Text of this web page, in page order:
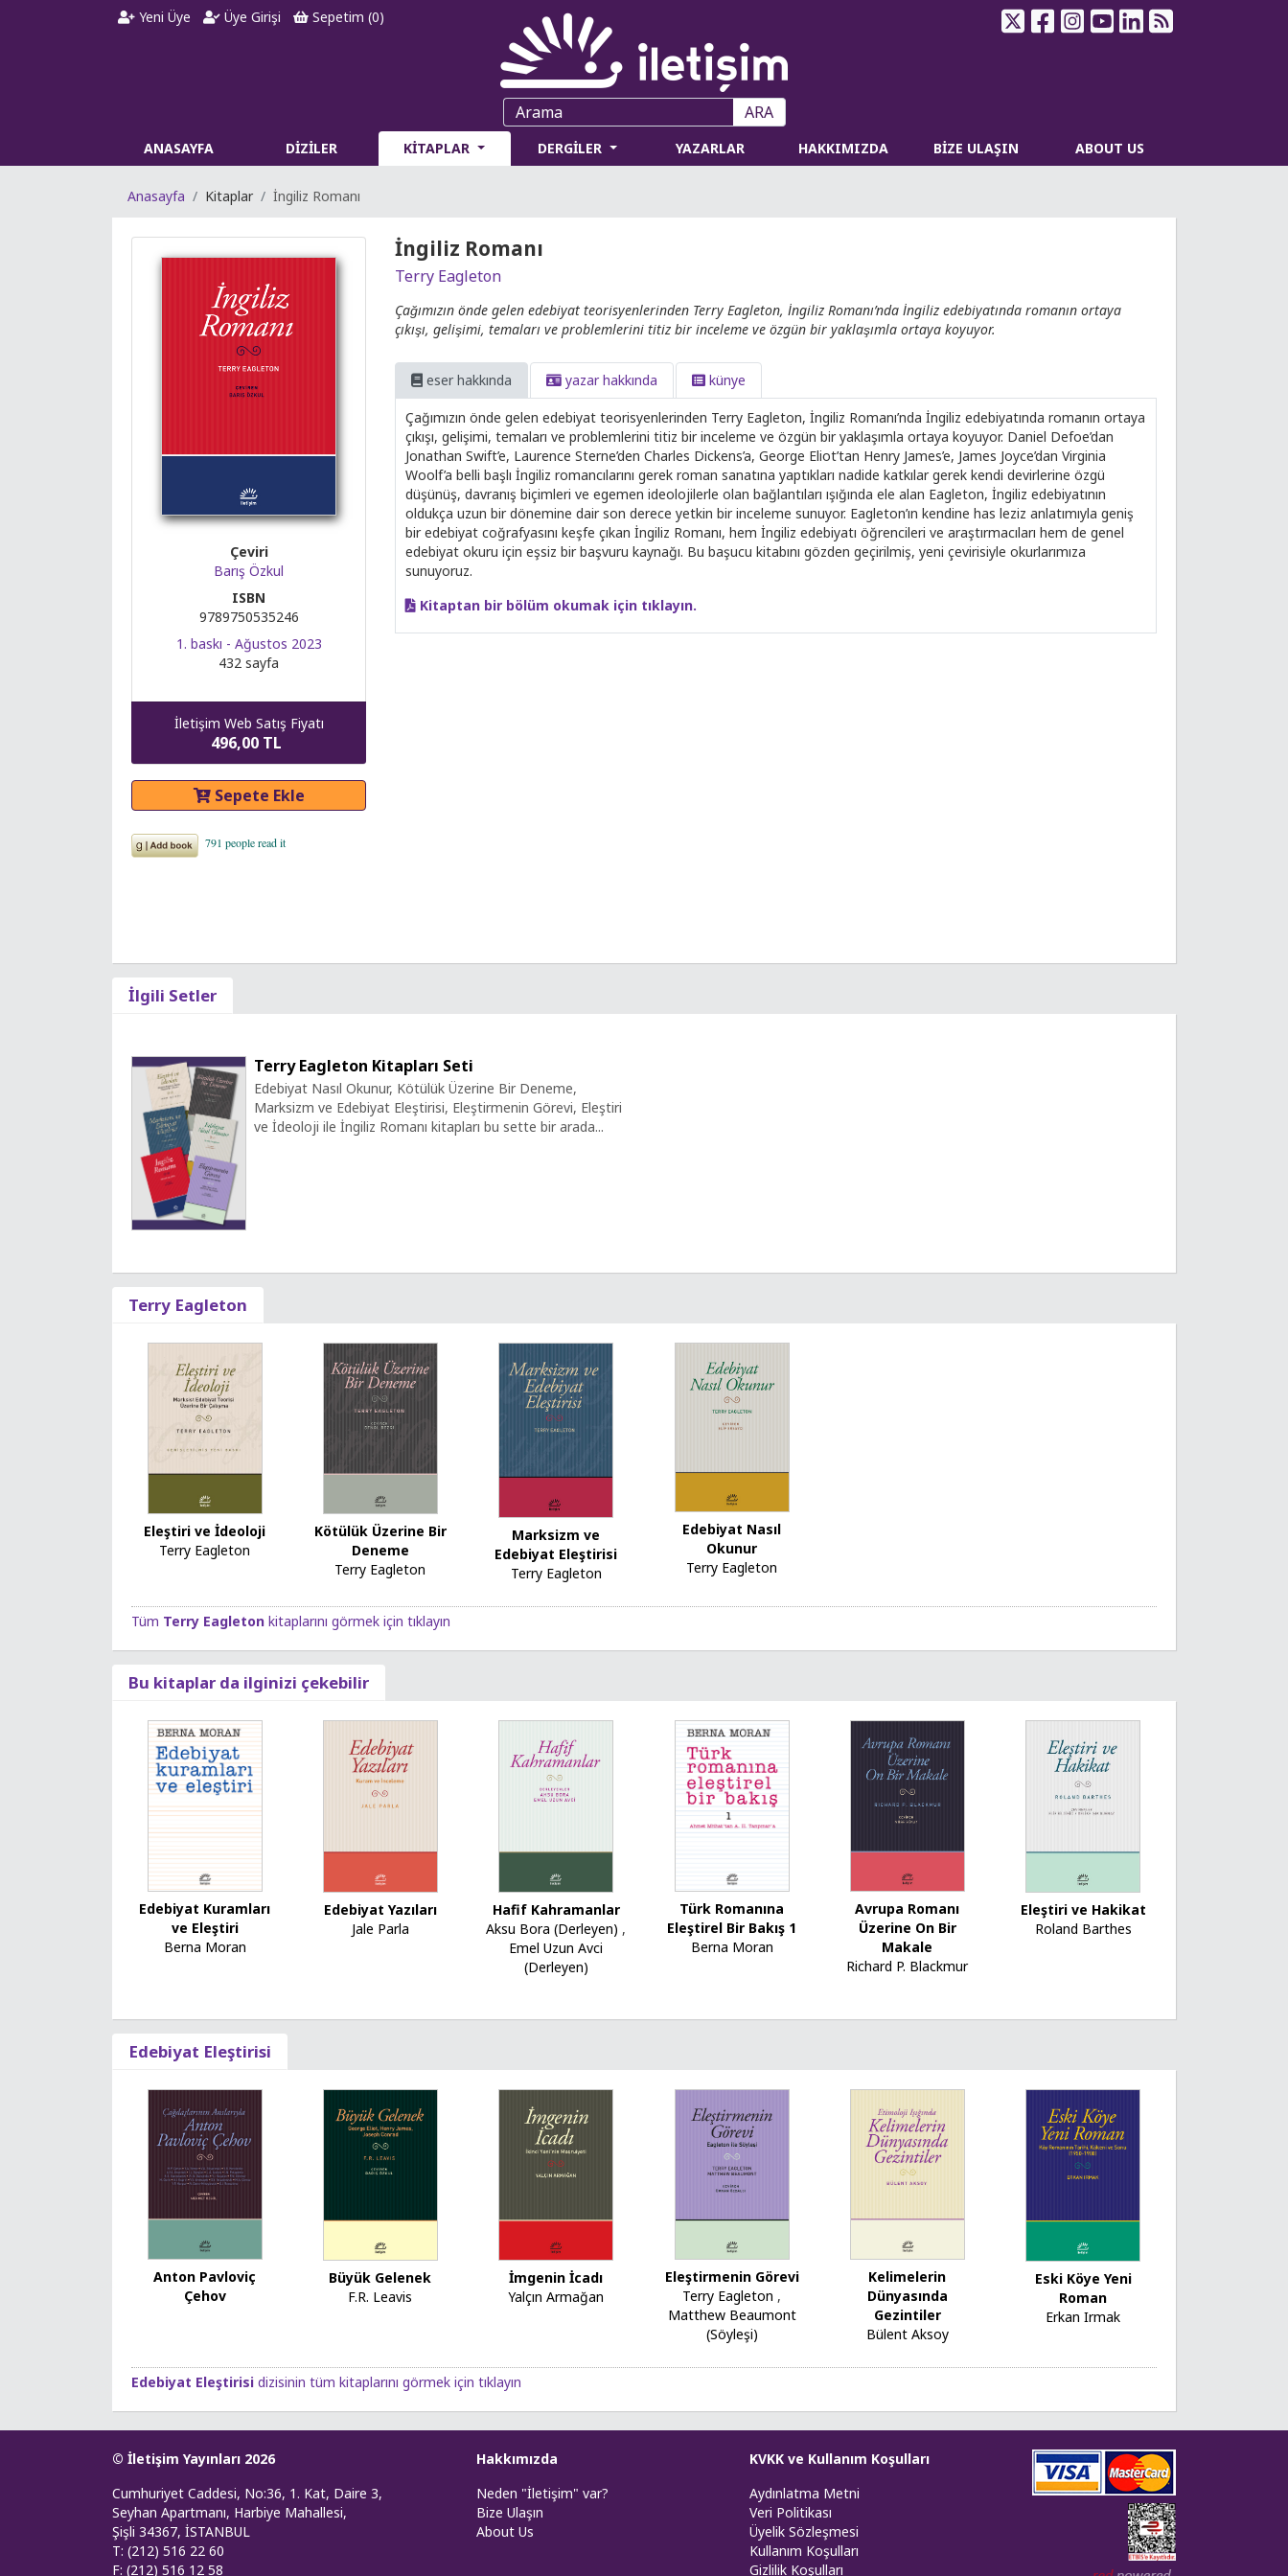
Yeni Üye Üye Girişi Sepetim (0)
ARA
ANASAYFA DİZİLER KİTAPLAR DERGİLER YAZARLAR HAKKIMIZDA BİZE ULAŞIN ABOUT US
Anasayfa Kitaplar İngiliz Romanı
Çeviri
Barış Özkul
ISBN
9789750535246
1. baskı - Ağustos 2023
432 sayfa
İletişim Web Satış Fiyatı
496,00 TL
Sepete Ekle
İngiliz Romanı
Terry Eagleton
Çağımızın önde gelen edebiyat teorisyen­lerinden Terry Eagleton, İngiliz Romanı’nda İngiliz edebiyatında romanın ortaya
çıkışı, gelişimi, temaları ve problemlerini titiz bir inceleme ve özgün bir yaklaşımla ortaya koyuyor.
eser hakkında yazar hakkında künye
Çağımızın önde gelen edebiyat teorisyen­lerinden Terry Eagleton, İngiliz Romanı’nda İngiliz edebiyatında romanın ortaya
çıkışı, gelişimi, temaları ve problemlerini titiz bir inceleme ve özgün bir yaklaşımla ortaya koyuyor. Daniel Defoe’dan
Jonathan Swift’e, Laurence Sterne’den Charles Dickens’a, George Eliot’tan Henry James’e, James Joyce’dan Virginia
Woolf’a belli başlı İngiliz romancılarını gerek roman sanatına yaptıkları nadide katkılar gerek kendi devirlerine özgü
düşünüş, davranış biçimleri ve egemen ideolojilerle olan bağlantı­ları ışığında ele alan Eagleton, İngiliz edebiyatı­nın
oldukça uzun bir dönemine dair son derece yetkin bir inceleme sunuyor. Eagleton’ın kendine has leziz anlatımıyla geniş
bir edebiyat coğrafya­sını keşfe çıkan İngiliz Romanı, hem İngiliz ede­biyatı öğrencileri ve araştırmacıları hem de genel
edebiyat okuru için eşsiz bir başvuru kaynağı. Bu başucu kitabını gözden geçirilmiş, yeni çevirisiyle okurlarımıza
sunuyoruz.
Kitaptan bir bölüm okumak için tıklayın.
İlgili Setler
Terry Eagleton Kitapları Seti
Edebiyat Nasıl Okunur, Kötülük Üzerine Bir Deneme,
Marksizm ve Edebiyat Eleştirisi, Eleştirmenin Görevi, Eleştiri
ve İdeoloji ile İngiliz Romanı kitapları bu sette bir arada...
Terry Eagleton
Eleştiri ve İdeoloji
Terry Eagleton
Kötülük Üzerine Bir
Deneme
Terry Eagleton
Marksizm ve
Edebiyat Eleştirisi
Terry Eagleton
Edebiyat Nasıl
Okunur
Terry Eagleton
Tüm Terry Eagleton kitaplarını görmek için tıklayın
Bu kitaplar da ilginizi çekebilir
Edebiyat Kuramları
ve Eleştiri
Berna Moran
Edebiyat Yazıları
Jale Parla
Hafif Kahramanlar
Aksu Bora (Derleyen) ,
Emel Uzun Avci
(Derleyen)
Türk Romanına
Eleştirel Bir Bakış 1
Berna Moran
Avrupa Romanı
Üzerine On Bir
Makale
Richard P. Blackmur
Eleştiri ve Hakikat
Roland Barthes
Edebiyat Eleştirisi
Anton Pavloviç
Çehov
Büyük Gelenek
F.R. Leavis
İmgenin İcadı
Yalçın Armağan
Eleştirmenin Görevi
Terry Eagleton ,
Matthew Beaumont
(Söyleşi)
Kelimelerin
Dünyasında
Gezintiler
Bülent Aksoy
Eski Köye Yeni
Roman
Erkan Irmak
Edebiyat Eleştirisi dizisinin tüm kitaplarını görmek için tıklayın
© İletişim Yayınları 2026
Cumhuriyet Caddesi, No:36, 1. Kat, Daire 3,
Seyhan Apartmanı, Harbiye Mahallesi,
Şişli 34367, İSTANBUL
T: (212) 516 22 60
F: (212) 516 12 58
Hakkımızda
Neden "İletişim" var?
Bize Ulaşın
About Us
KVKK ve Kullanım Koşulları
Aydınlatma Metni
Veri Politikası
Üyelik Sözleşmesi
Kullanım Koşulları
Gizlilik Koşulları
Web tasarım: Red Bilişim